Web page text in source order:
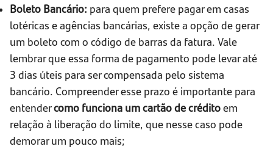
Boleto Bancário: para quem prefere pagar em casas
lotéricas e agências bancárias, existe a opção de gerar
um boleto com o código de barras da fatura. Vale
lembrar que essa forma de pagamento pode levar até
3 dias úteis para ser compensada pelo sistema
bancário. Compreender esse prazo é importante para
entendercomo funciona um cartão de créditoem
relação à liberação do limite, que nesse caso pode
demorar um pouco mais;